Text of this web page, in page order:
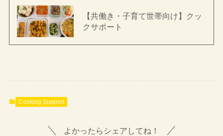
【共働き・子育て世帯向け】クッ
クサポート
Cooking Support
よかったらシェアしてね！